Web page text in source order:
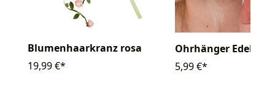
Blumenhaarkranz rosa
19,99 €*
Ohrhänger
5,99 €*